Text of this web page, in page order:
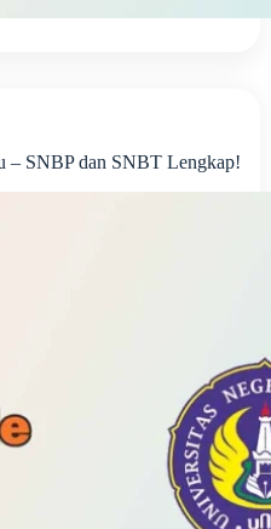
– SNBP dan SNBT Lengkap!